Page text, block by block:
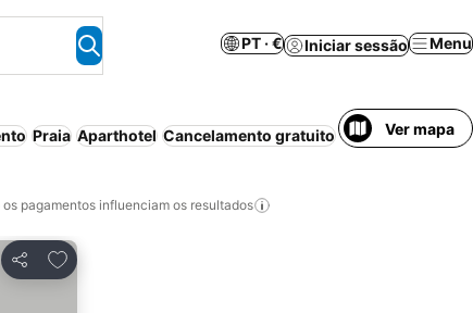
PT · € Iniciar sessão Menu
Praia Aparthotel Cancelamento gratuito Casa/
Ver mapa
os pagamentos influenciam os resultados
Partilhar
Adicionar aos favoritos